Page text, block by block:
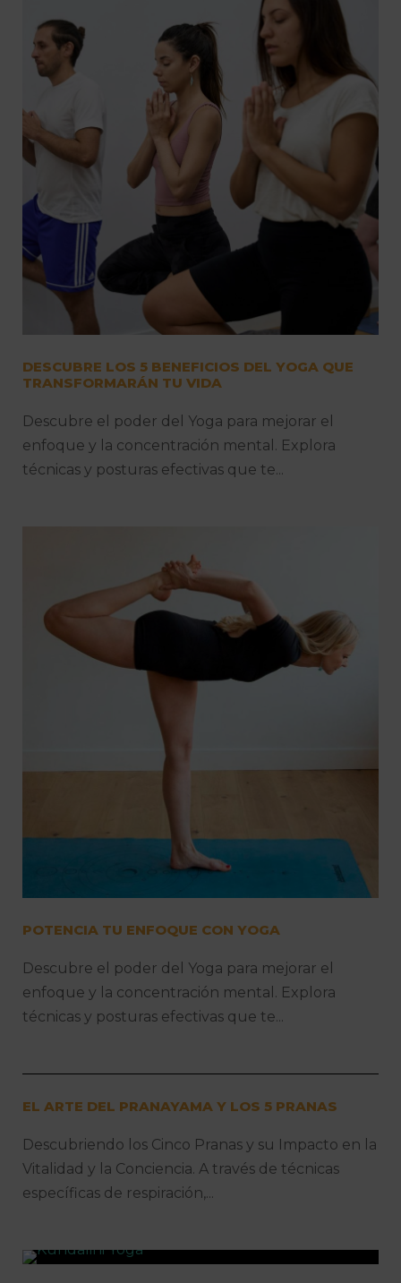
DESCUBRE LOS 5 BENEFICIOS DEL YOGA QUE
TRANSFORMARÁN TU VIDA
Descubre el poder del Yoga para mejorar el
enfoque y la concentración mental. Explora
técnicas y posturas efectivas que te...
POTENCIA TU ENFOQUE CON YOGA
Descubre el poder del Yoga para mejorar el
enfoque y la concentración mental. Explora
técnicas y posturas efectivas que te...
EL ARTE DEL PRANAYAMA Y LOS 5 PRANAS
Descubriendo los Cinco Pranas y su Impacto en la
Vitalidad y la Conciencia. A través de técnicas
específicas de respiración,...